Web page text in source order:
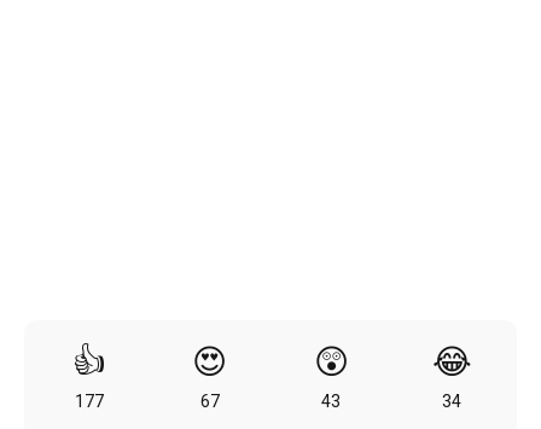
👍
177
😍
67
😲
43
😂
34